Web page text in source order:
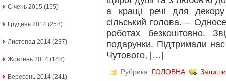
Січень 2015 (155)
Грудень 2014 (258)
Листопад 2014 (237)
Жовтень 2014 (148)
Вересень 2014 (241)
а кращі речі для
сільський голова. –
роботах безкоштовно.
подарунки. Підтримали
Чутового, […]
Рубрика: ГОЛОВНА